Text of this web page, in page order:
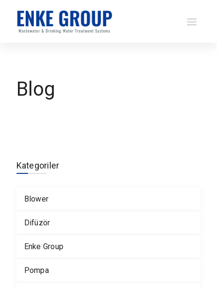
Blog
Kategoriler
Blower
Difüzör
Enke Group
Pompa